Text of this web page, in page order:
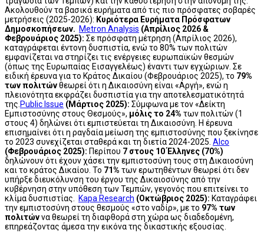
Ακολουθούν τα βασικά ευρήματα από τις πιο πρόσφατες σοβαρές
μετρήσεις (2025-2026): Κυριότερα Ευρήματα Πρόσφατων
Δημοσκοπήσεων. Metron Analysis (Απρίλιος 2026 &
Φεβρουάριος 2025): Σε πρόσφατη μέτρηση (Απρίλιος 2026),
καταγράφεται έντονη δυσπιστία, ενώ το 80% των πολιτών
εμφανίζεται να στηρίζει τις ενέργειες ευρωπαϊκών θεσμών
(όπως της Ευρωπαίας Εισαγγελέως) έναντι των εγχώριων. Σε
ειδική έρευνα για το Κράτος Δικαίου (Φεβρουάριος 2025), το 79%
των πολιτώνθεωρεί ότι η Δικαιοσύνη είναι «Αργή», ενώ η
πλειονότητα εκφράζει δυσπιστία για την αποτελεσματικότητά
της.Public Issue (Μάρτιος 2025): Σύμφωνα με τον «Δείκτη
Εμπιστοσύνης στους Θεσμούς», μόλις το 24% των πολιτών (1
στους 4) δηλώνει ότι εμπιστεύεται τη Δικαιοσύνη. Η έρευνα
επισημαίνει ότι η ραγδαία μείωση της εμπιστοσύνης που ξεκίνησε
το 2023 συνεχίζεται σταθερά και τη διετία 2024-2025. Alco
(Φεβρουάριος 2025): Περίπου 7 στους 10 Έλληνες (70%)
δηλώνουν ότι έχουν χάσει την εμπιστοσύνη τους στη Δικαιοσύνη
και το κράτος Δικαίου. Το 71% των ερωτηθέντων θεωρεί ότι δεν
υπήρξε διευκόλυνση του έργου της Δικαιοσύνης από την
κυβέρνηση στην υπόθεση των Τεμπών, γεγονός που επιτείνει το
κλίμα δυσπιστίας. Kapa Research (Οκτώβριος 2025): Καταγράφει
την εμπιστοσύνη στους θεσμούς «στο ναδίρ», με το 97% των
πολιτώννα θεωρεί τη διαφθορά στη χώρα ως διαδεδομένη,
επηρεάζοντας άμεσα την εικόνα της δικαστικής εξουσίας.